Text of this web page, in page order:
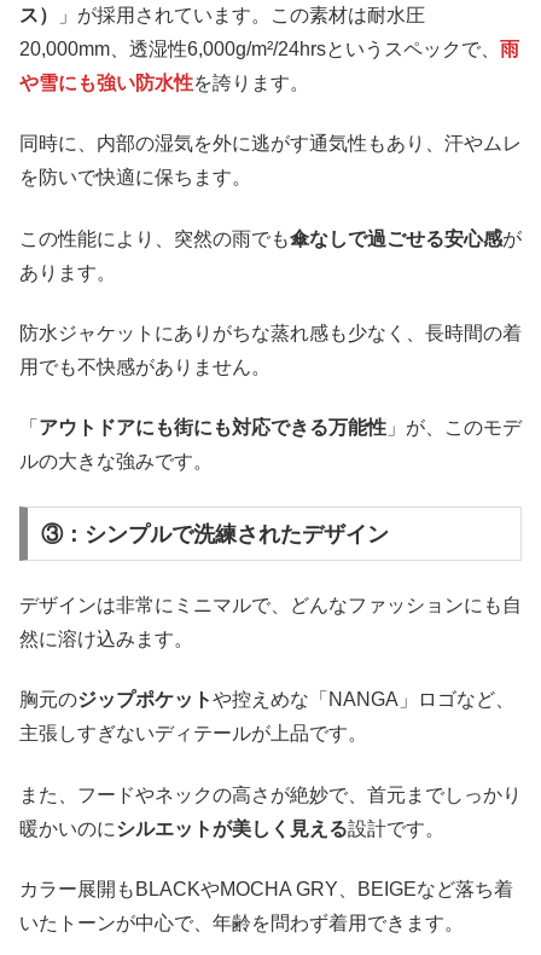
ス）
」が採用されています。この素材は耐水圧
20,000mm、透湿性6,000g/m²/24hrsというスペックで、 雨
や雪にも強い防水性を誇ります。
同時に、内部の湿気を外に逃がす通気性もあり、汗やムレ
を防いで快適に保ちます。
この性能により、突然の雨でも傘なしで過ごせる安心感が
あります。
防水ジャケットにありがちな蒸れ感も少なく、長時間の着
用でも不快感がありません。
「 アウトドアにも街にも対応できる万能性 」が、このモデ
ルの大きな強みです。
③：シンプルで洗練されたデザイン
デザインは非常にミニマルで、どんなファッションにも自
然に溶け込みます。
胸元のジップポケットや控えめな「NANGA」ロゴなど、
主張しすぎないディテールが上品です。
また、フードやネックの高さが絶妙で、首元までしっかり
暖かいのにシルエットが美しく見える設計です。
カラー展開もBLACKやMOCHA GRY、BEIGEなど落ち着
いたトーンが中心で、年齢を問わず着用できます。